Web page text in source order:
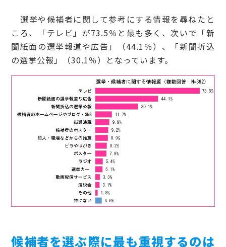
選挙や候補者に関して参考にする情報を尋ねたと
ころ、「テレビ」が73.5％と最も多く、次いで「新
聞紙面の選挙報道や広告」（44.1％）、「新聞折込
の選挙公報」（30.1％）となっています。
候補者を選ぶ際に最も重視するのは